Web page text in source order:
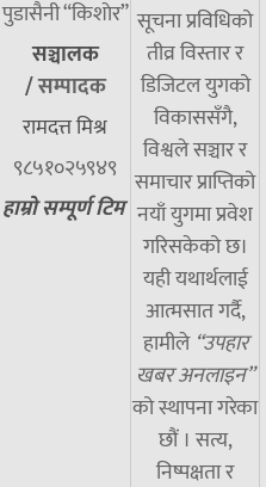
पुडासैनी “किशाेर”
सञ्चालक
/सम्पादक
रामदत्त मिश्र
९८५१०२५९४९
हाम्रो सम्पूर्ण टिम
सूचना प्रविधिको
तीव्र विस्तार र
डिजिटल युगको
विकाससँगै,
विश्वले सञ्चार र
समाचार प्राप्तिको
नयाँ युगमा प्रवेश
गरिसकेको छ।
यही यथार्थलाई
आत्मसात गर्दै,
हामीले “उपहार
खबर अनलाइन”
को स्थापना गरेका
छौं । सत्य,
निष्पक्षता र